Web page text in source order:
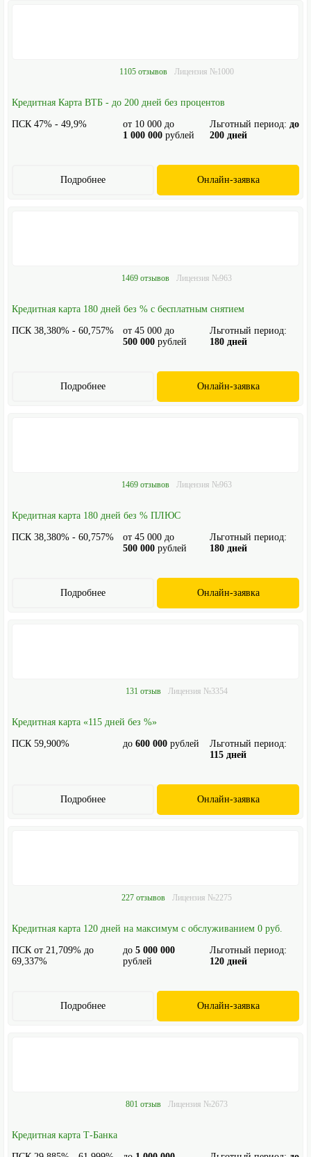
1105 отзывов Лицензия №1000
Кредитная Карта ВТБ - до 200 дней без процентов
ПСК 47% - 49,9% от 10 000 до
1 000 000 рублей
Льготный период: до
200 дней
Онлайн-заявка
Подробнее
1469 отзывов Лицензия №963
Кредитная карта 180 дней без % с бесплатным снятием
ПСК 38,380% - 60,757% от 45 000 до
500 000 рублей
Льготный период:
180 дней
Онлайн-заявка
Подробнее
1469 отзывов Лицензия №963
Кредитная карта 180 дней без % ПЛЮС
ПСК 38,380% - 60,757% от 45 000 до
500 000 рублей
Льготный период:
180 дней
Онлайн-заявка
Подробнее
131 отзыв Лицензия №3354
Кредитная карта «115 дней без %»
ПСК 59,900% до 600 000 рублей
Льготный период:
115 дней
Онлайн-заявка
Подробнее
227 отзывов Лицензия №2275
Кредитная карта 120 дней на максимум с обслуживанием 0 руб.
ПСК от 21,709% до
69,337%
до 5 000 000
рублей
Льготный период:
120 дней
Онлайн-заявка
Подробнее
801 отзыв Лицензия №2673
Кредитная карта Т-Банка